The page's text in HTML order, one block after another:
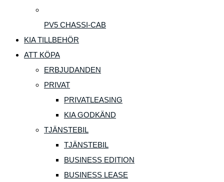
PV5 CHASSI-CAB
KIA TILLBEHÖR
ATT KÖPA
ERBJUDANDEN
PRIVAT
PRIVATLEASING
KIA GODKÄND
TJÄNSTEBIL
TJÄNSTEBIL
BUSINESS EDITION
BUSINESS LEASE